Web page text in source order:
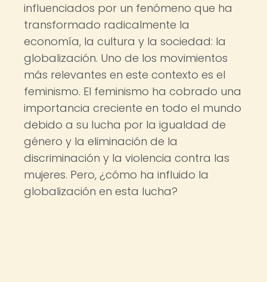
influenciados por un fenómeno que ha
transformado radicalmente la
economía, la cultura y la sociedad: la
globalización. Uno de los movimientos
más relevantes en este contexto es el
feminismo. El feminismo ha cobrado una
importancia creciente en todo el mundo
debido a su lucha por la igualdad de
género y la eliminación de la
discriminación y la violencia contra las
mujeres. Pero, ¿cómo ha influido la
globalización en esta lucha?